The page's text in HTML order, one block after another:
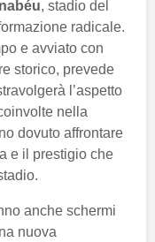
, stadio del
radicale.
e avviato con
storico, prevede
l’aspetto
nella
dovuto affrontare
e il prestigio che
anche schermi
nuova